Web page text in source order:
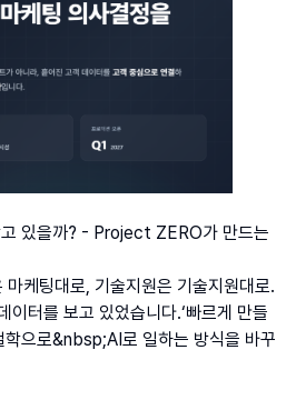
있을까? - Project ZERO가 만드는
케팅대로, 기술지원은 기술지원대로.
이터를 보고 있었습니다.‘빠르게 만들
학으로&nbsp;AI로 일하는 방식을 바꾸